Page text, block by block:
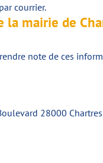
courrier.
la mairie de
note de ces
28000 Chartres